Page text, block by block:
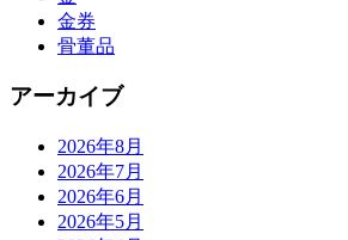
金券
骨董品
アーカイブ
2026年8月
2026年7月
2026年6月
2026年5月